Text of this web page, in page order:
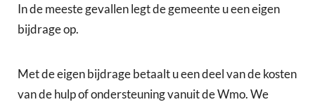
In de meeste gevallen legt de gemeente u een eigen
bijdrage op.
Met de eigen bijdrage betaalt u een deel van de kosten
van de hulp of ondersteuning vanuit de Wmo. We